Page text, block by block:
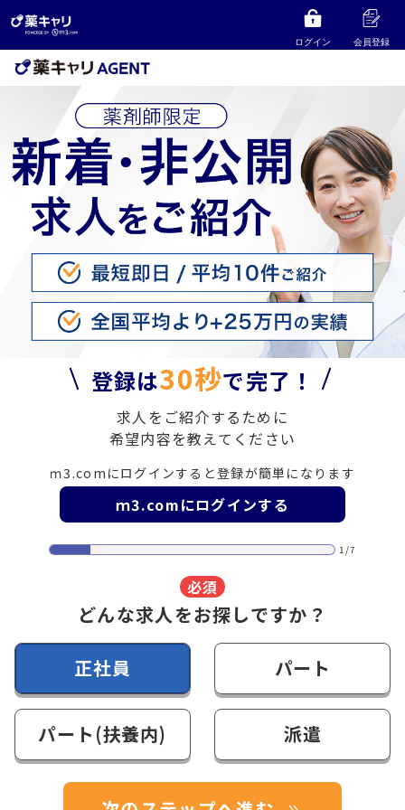
ログイン 会員登録
登録は30秒で完了！
求人をご紹介するために
希望内容を教えてください
ｍ3.comにログインすると登録が簡単になります
ｍ3.comにログインする
1/7
必須
どんな求人をお探しですか？
正社員 パート
パート(扶養内) 派遣